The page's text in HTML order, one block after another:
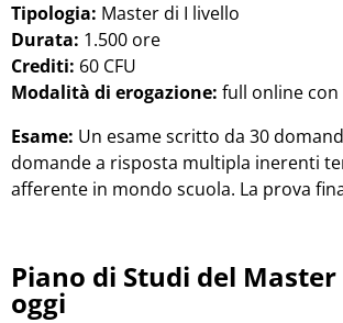
Tipologia: Master di I livello
Durata: 1.500 ore
Crediti: 60 CFU
Modalità di erogazione: full online
Esame: Un esame scritto da 30
domande a risposta multipla inerenti
afferente in mondo scuola. La prova
Piano di Studi del
oggi